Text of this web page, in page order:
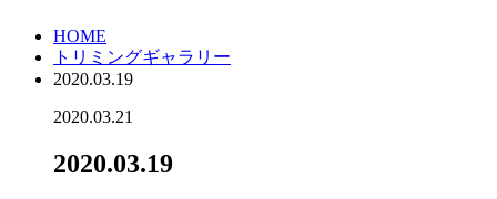
HOME
トリミングギャラリー
2020.03.19
2020.03.21
2020.03.19